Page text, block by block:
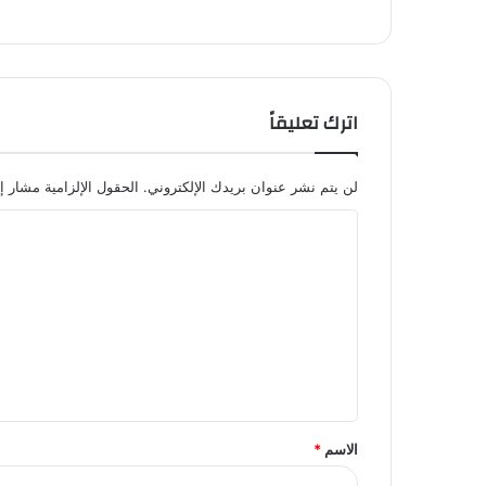
اترك تعليقاً
لن يتم نشر عنوان بريدك الإلكتروني. الحقول الإلزامية مشار
ق
*
الاسم *